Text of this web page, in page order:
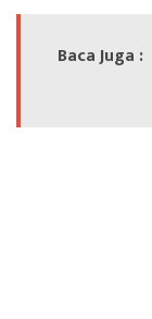
Baca Juga :